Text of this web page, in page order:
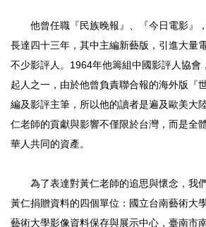
他曾任職『民族晚報』、『今日電影』
長達四十三年，其中主編新藝版，引進大量
不少影評人。1964年他籌組中國影評人協會
起人之一，由於他曾負責聯合報的海外版『
編及影評主筆，所以他的讀者是遍及歐美大
仁老師的貢獻與影響不僅限於台灣，而是全
華人共同的資產。
為了表達對黃仁老師的追思與懷念，我
黃仁捐贈資料的四個單位：國立台南藝術大
藝術大學影像資料保存與展示中心，臺南市